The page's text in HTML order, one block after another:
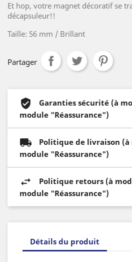
Et hop, votre magnet décoratif se
décapsuleur!!
Taille: 56 mm / Brillant
Partager
Garanties sécurité (à
module "Réassurance")
Politique de livraison
module "Réassurance")
Politique retours (à
module "Réassurance")
Détails du produit